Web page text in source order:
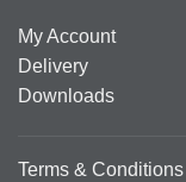
My Account
Delivery
Downloads
Terms & Conditions